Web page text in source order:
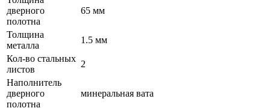
дверного
полотна
65 мм
Толщина
металла
1.5 мм
Кол-во стальных
листов
2
Наполнитель
дверного
полотна
минеральная вата